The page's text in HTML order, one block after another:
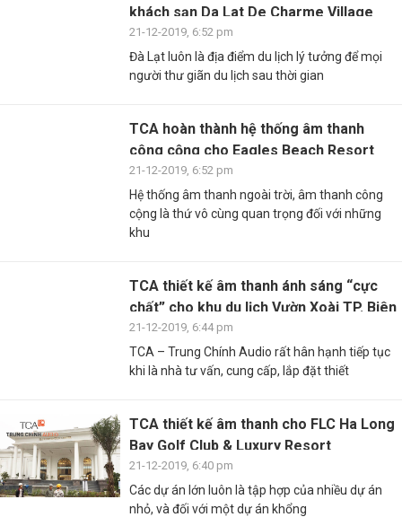
khách sạn Da Lat De Charme Village
21-12-2019, 6:52 pm
Đà Lạt luôn là địa điểm du lịch lý tưởng để mọi
người thư giãn du lịch sau thời gian
TCA hoàn thành hệ thống âm thanh
công cộng cho Eagles Beach Resort
21-12-2019, 6:52 pm
Hệ thống âm thanh ngoài trời, âm thanh công
cộng là thứ vô cùng quan trọng đối với những
khu
TCA thiết kế âm thanh ánh sáng “cực
chất” cho khu du lịch Vườn Xoài TP. Biên
...
21-12-2019, 6:44 pm
TCA – Trung Chính Audio rất hân hạnh tiếp tục
khi là nhà tư vấn, cung cấp, lắp đặt thiết
TCA thiết kế âm thanh cho FLC Ha Long
Bay Golf Club & Luxury Resort
21-12-2019, 6:40 pm
Các dự án lớn luôn là tập hợp của nhiều dự án
nhỏ, và đối với một dự án khổng